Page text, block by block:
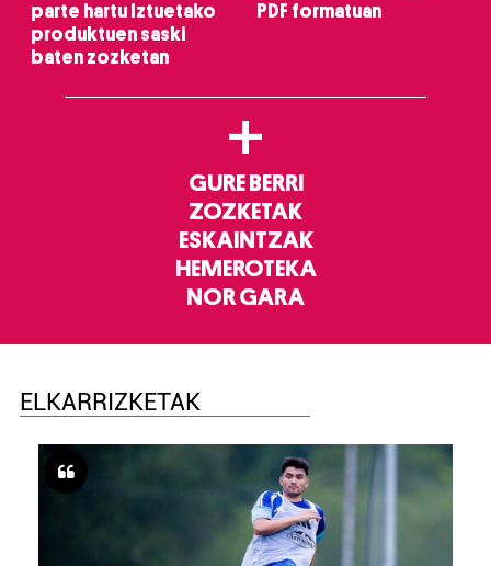
parte hartu Iztuetako
produktuen saski
baten zozketan
PDF formatuan
+
GURE BERRI
ZOZKETAK
ESKAINTZAK
HEMEROTEKA
NOR GARA
ELKARRIZKETAK